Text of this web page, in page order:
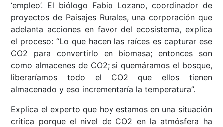
‘empleo’. El biólogo Fabio Lozano, coordinador de
proyectos de Paisajes Rurales, una corporación que
adelanta acciones en favor del ecosistema, explica
el proceso: “Lo que hacen las raíces es capturar ese
CO2 para convertirlo en biomasa; entonces son
como almacenes de CO2; si quemáramos el bosque,
liberaríamos todo el CO2 que ellos tienen
almacenado y eso incrementaría la temperatura”.
Explica el experto que hoy estamos en una situación
crítica porque el nivel de CO2 en la atmósfera ha